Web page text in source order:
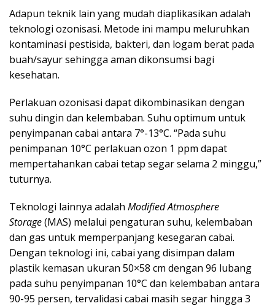
Adapun teknik lain yang mudah diaplikasikan adalah
teknologi ozonisasi. Metode ini mampu meluruhkan
kontaminasi pestisida, bakteri, dan logam berat pada
buah/sayur sehingga aman dikonsumsi bagi
kesehatan.
Perlakuan ozonisasi dapat dikombinasikan dengan
suhu dingin dan kelembaban. Suhu optimum untuk
penyimpanan cabai antara 7°-13°C. “Pada suhu
penimpanan 10°C perlakuan ozon 1 ppm dapat
mempertahankan cabai tetap segar selama 2 minggu,”
tuturnya.
Teknologi lainnya adalah Modified Atmosphere
Storage(MAS) melalui pengaturan suhu, kelembaban
dan gas untuk memperpanjang kesegaran cabai.
Dengan teknologi ini, cabai yang disimpan dalam
plastik kemasan ukuran 50×58 cm dengan 96 lubang
pada suhu penyimpanan 10°C dan kelembaban antara
90-95 persen, tervalidasi cabai masih segar hingga 3